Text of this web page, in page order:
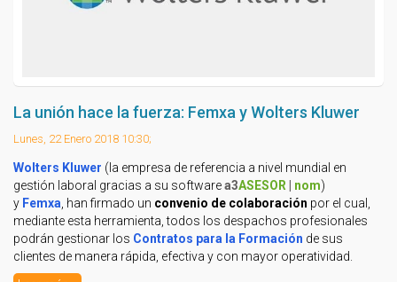
La unión hace la fuerza: Femxa y Wolters Kluwer
Lunes, 22 Enero 2018 10:30;
Wolters Kluwer (la empresa de referencia a nivel mundial en
gestión laboral gracias a su softwarea3ASESOR nom)
y Femxa , han firmado un convenio de colaboración por el cual,
mediante esta herramienta, todos los despachos profesionales
podrán gestionar los Contratos para la Formación de sus
clientes de manera rápida, efectiva y con mayor operatividad.